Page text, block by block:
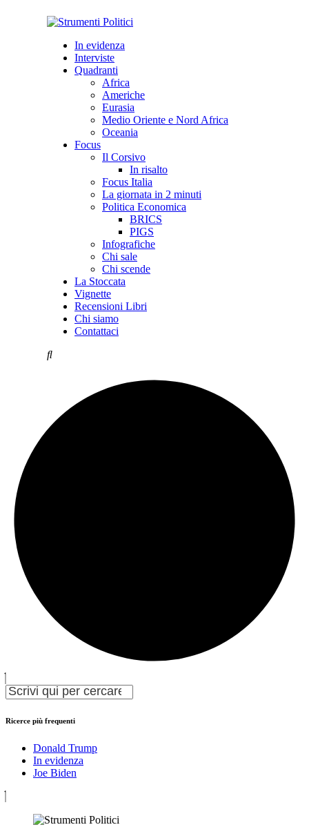
In evidenza
Interviste
Quadranti
Africa
Americhe
Eurasia
Medio Oriente e Nord Africa
Oceania
Focus
Il Corsivo
In risalto
Focus Italia
La giornata in 2 minuti
Politica Economica
BRICS
PIGS
Infografiche
Chi sale
Chi scende
La Stoccata
Vignette
Recensioni Libri
Chi siamo
Contattaci
Ricerce più frequenti
Donald Trump
In evidenza
Joe Biden